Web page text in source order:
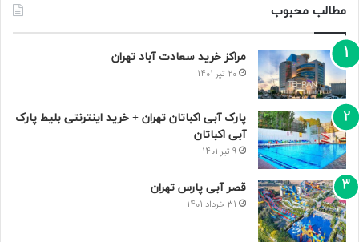
مطالب محبوب
مراکز خرید سعادت‌ آباد تهران
20 تیر 1401
پارک آبی اکباتان تهران + خرید اینترنتی بلیط پارک
آبی اکباتان
9 تیر 1401
قصر آبی پارس تهران
31 خرداد 1401